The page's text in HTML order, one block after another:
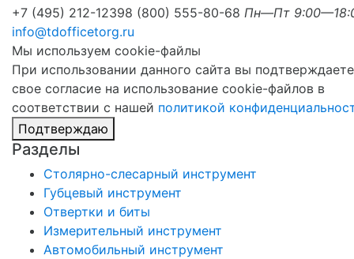
+7 (495) 212-12398 (800) 555-80-68 Пн—Пт
info@tdofficetorg.ru
Мы используем cookie-файлы
При использовании данного сайта вы подтверждаете
свое согласие на использование cookie-файлов в
соответствии с нашей политикой
Подтверждаю
Разделы
Столярно-слесарный инструмент
Губцевый инструмент
Отвертки и биты
Измерительный инструмент
Автомобильный инструмент